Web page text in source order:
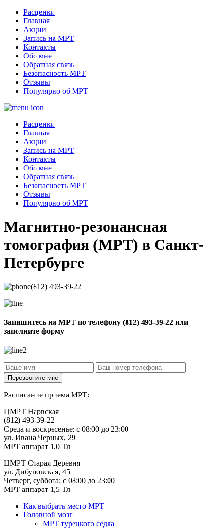
Расценки
Главная
Акции
Запись на МРТ
Контакты
Обо мне
Обратная связь
Безопасность МРТ
Отзывы
Популярно об МРТ
Расценки
Главная
Акции
Запись на МРТ
Контакты
Обо мне
Обратная связь
Безопасность МРТ
Отзывы
Популярно об МРТ
Магнитно-резонансная
томография (МРТ) в Санкт-
Петербурге
(812) 493-39-22
Запишитесь на МРТ по телефону (812) 493-39-22 или
заполните форму
Расписание приема МРТ:
ЦМРТ Нарвская
(812) 493-39-22
Среда и воскресенье: с 08:00 до 23:00
ул. Ивана Черных, 29
МРТ аппарат 1,0 Тл
ЦМРТ Старая Деревня
ул. Дибуновская, 45
Четверг, суббота: с 08:00 до 23:00
МРТ аппарат 1,5 Тл
Как выбрать место МРТ
Головной мозг
МРТ турецкого седла